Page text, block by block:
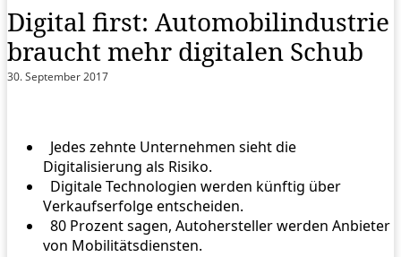
Digital first: Automobilindustrie
braucht mehr digitalen Schub
30. September 2017
Jedes zehnte Unternehmen sieht die
Digitalisierung als Risiko.
Digitale Technologien werden künftig über
Verkaufserfolge entscheiden.
80 Prozent sagen, Autohersteller werden Anbieter
von Mobilitätsdiensten.